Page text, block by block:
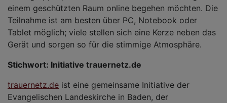
einem geschützten Raum online begehen möchten. Die
Teilnahme ist am besten über PC, Notebook oder
Tablet möglich; viele stellen sich eine Kerze neben das
Gerät und sorgen so für die stimmige Atmosphäre.
Stichwort: Initiative trauernetz.de
trauernetz.de ist eine gemeinsame Initiative der
Evangelischen Landeskirche in Baden, der